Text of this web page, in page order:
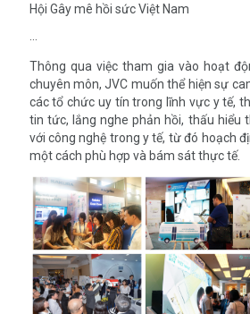
Hội Gây mê hồi sức Việt Nam
Thông qua việc tham gia vào hoạt
chuyên môn, JVC muốn thể hiện sự
các tổ chức uy tín trong lĩnh vực y tế,
tin tức, lắng nghe phản hồi, thấu hiểu
với công nghệ trong y tế, từ đó hoạch
một cách phù hợp và bám sát thực tế.